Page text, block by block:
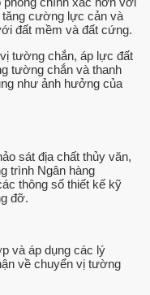
cường lực cản và
đất mềm và đất cứng.
tường chắn, áp lực đất
tường chắn và thanh
như ảnh hưởng của
sát địa chất thủy văn,
trình Ngân hàng
thông số thiết kế kỹ
đỡ.
và áp dụng các lý
về chuyển vị tường